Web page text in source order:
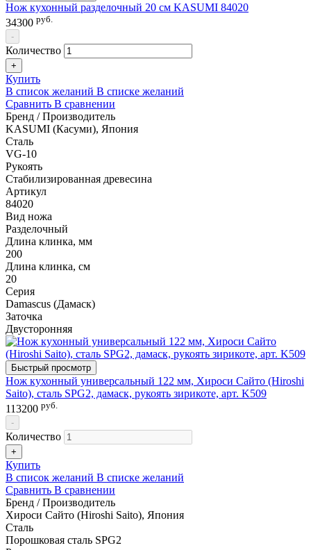
Нож кухонный разделочный 20 см KASUMI 84020
34300 руб.
-
Количество
+
Купить
В список желаний В списке желаний
Сравнить В сравнении
Бренд / Производитель
KASUMI (Касуми), Япония
Сталь
VG-10
Рукоять
Стабилизированная древесина
Артикул
84020
Вид ножа
Разделочный
Длина клинка, мм
200
Длина клинка, см
20
Серия
Damascus (Дамаск)
Заточка
Двусторонняя
Быстрый просмотр
Нож кухонный универсальный 122 мм, Хироси Сайто (Hiroshi
Saito), сталь SPG2, дамаск, рукоять зирикоте, арт. K509
113200 руб.
-
Количество
+
Купить
В список желаний В списке желаний
Сравнить В сравнении
Бренд / Производитель
Хироси Сайто (Hiroshi Saito), Япония
Сталь
Порошковая сталь SPG2